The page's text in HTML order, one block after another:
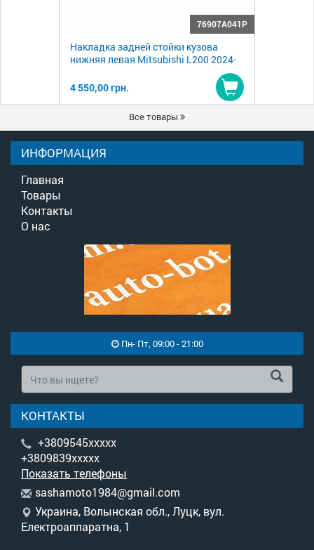
76907A041P
Накладка задней стойки кузова
нижняя левая Mitsubishi L200 2024-
4 550,00 грн.
Купить
Все товары
ИНФОРМАЦИЯ
Главная
Товары
Контакты
О нас
Пн- Пт, 09:00 - 21:00
КОНТАКТЫ
+3809545xxxxx
+3809839xxxxx
Показать телефоны
sashamoto1984@gmail.com
Украина, Волынская обл., Луцк, вул.
Електроаппаратна, 1